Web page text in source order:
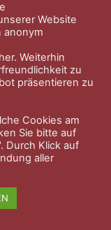
Über uns
Website
anonym
Weiterhin
zu
präsentieren zu
Cookies am
Sie bitte auf
Durch Klick auf
aller